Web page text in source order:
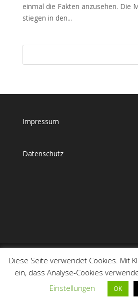
einmal die Fakten anzusehen. Die
stiegen in den...
Impressum
Datenschutz
Diese Seite verwendet Cookies. Mit
ein, dass Analyse-Cookies
Einstellungen
OK